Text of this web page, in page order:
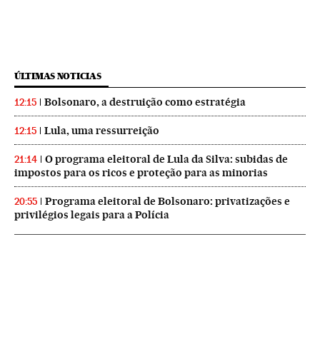
ÚLTIMAS NOTICIAS
12:15 Bolsonaro, a destruição como estratégia
12:15 Lula, uma ressurreição
21:14
O programa eleitoral de Lula da Silva: subidas de
impostos para os ricos e proteção para as minorias
20:55
Programa eleitoral de Bolsonaro: privatizações e
privilégios legais para a Polícia